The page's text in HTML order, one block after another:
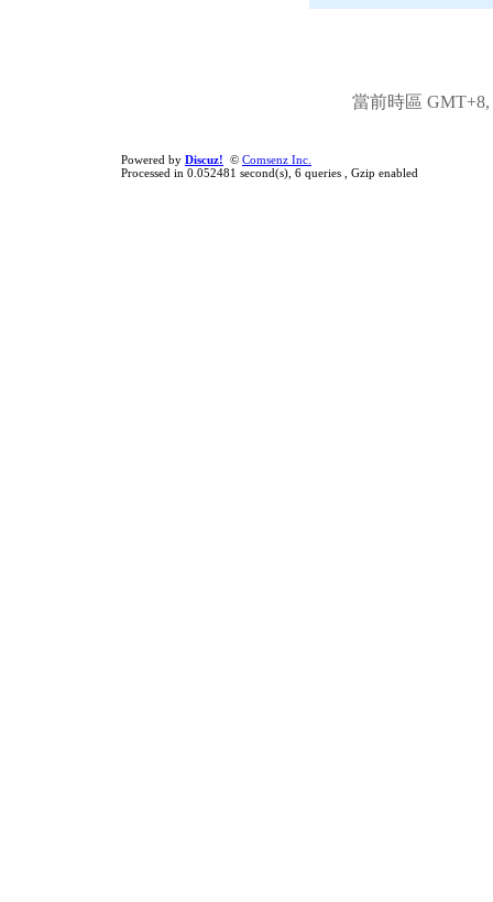
當前時區 GMT+8,
Powered by Discuz! © Comsenz Inc.
Processed in 0.052481 second(s), 6 queries , Gzip enabled